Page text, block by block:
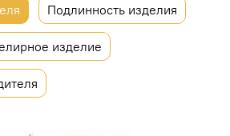
Подлинность изделия
изделие